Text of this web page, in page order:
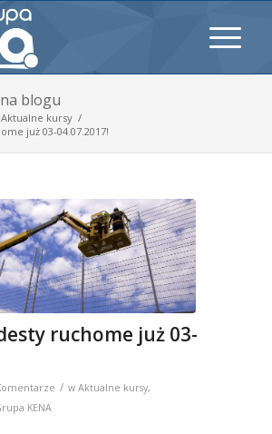
blogu
Aktualne kursy /
już 03-04.07.2017!
ruchome już 03-
/ w Aktualne kursy,
KENA